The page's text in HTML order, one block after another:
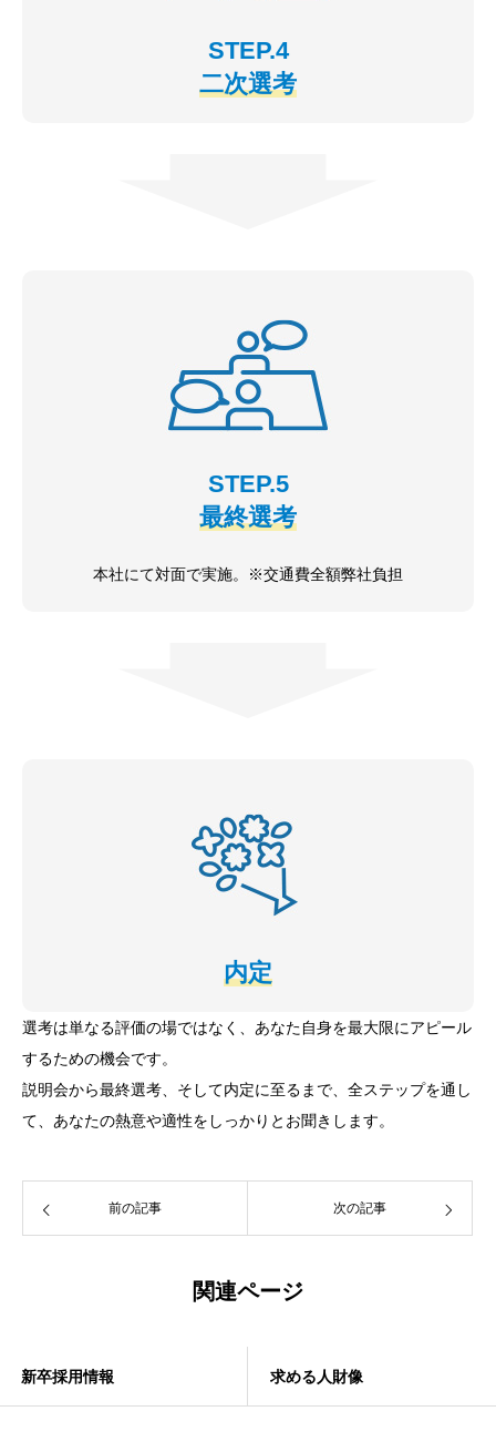
STEP.4
二次選考
STEP.5
最終選考
本社にて対面で実施。※交通費全額弊社負担
内定
選考は単なる評価の場ではなく、あなた自身を最大限にアピール
するための機会です。
説明会から最終選考、そして内定に至るまで、全ステップを通し
て、あなたの熱意や適性をしっかりとお聞きします。
前の記事 次の記事
関連ページ
新卒採用情報 求める人財像